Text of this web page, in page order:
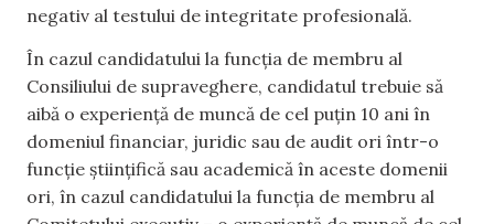
negativ al testului de integritate profesională.
În cazul candidatului la funcţia de membru al
Consiliului de supraveghere, candidatul trebuie să
aibă o experienţă de muncă de cel puţin 10 ani în
domeniul financiar, juridic sau de audit ori într-o
funcţie ştiinţifică sau academică în aceste domenii
ori, în cazul candidatului la funcţia de membru al